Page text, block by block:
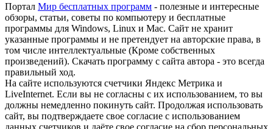
Портал Мир бесплатных программ - полезные и интересные
обзоры, статьи, советы по компьютеру и бесплатные
программы для Windows, Linux и Mac. Сайт не хранит
указанные программы и не претендует на авторские права, в
том числе интеллектуальные (Кроме собственных
произведений). Скачать программу с сайта автора - это всегда
правильный ход.
На сайте используются счетчики Яндекс Метрика и
LiveInternet. Если вы не согласны с их использованием, то вы
должны немедленно покинуть сайт. Продолжая использовать
сайт, вы подтверждаете свое согласие с использованием
данных счетчиков и даёте свое согласие на сбор персональных